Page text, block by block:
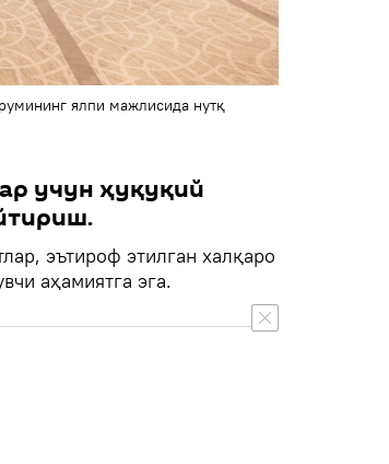
ялпи мажлисида нутқ
учун ҳуқуқий
эътироф этилган халқаро
аҳамиятга эга.